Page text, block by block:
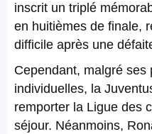
inscrit un triplé
en huitièmes de finale,
difficile après une
Cependant, malgré ses
individuelles, la
remporter la Ligue des
séjour. Néanmoins,